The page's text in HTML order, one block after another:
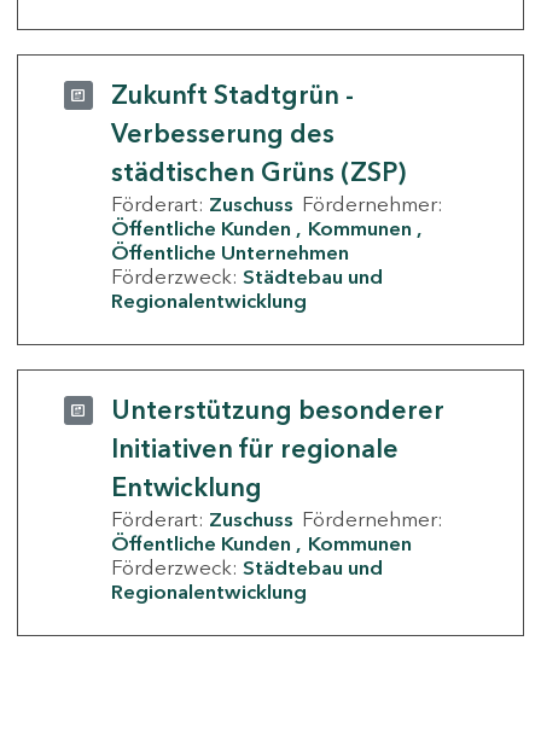
Zukunft Stadtgrün -
Verbesserung des
städtischen Grüns (ZSP)
Förderart: Zuschuss Fördernehmer:
Öffentliche Kunden
Kommunen
Öffentliche Unternehmen
Förderzweck: Städtebau und
Regionalentwicklung
Unterstützung besonderer
Initiativen für regionale
Entwicklung
Förderart: Zuschuss Fördernehmer:
Öffentliche Kunden
Kommunen
Förderzweck: Städtebau und
Regionalentwicklung